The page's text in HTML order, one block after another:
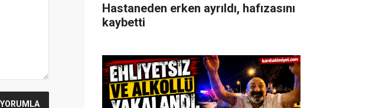
Hastaneden erken ayrıldı, hafızasını
kaybetti